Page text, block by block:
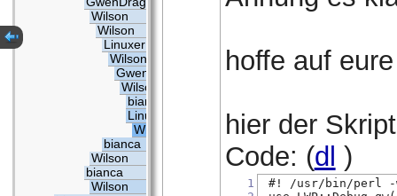
hoffe auf
hier der
Code: (dl )
1
#! /usr/bin/perl -
Wilson
Wilson
Linuxer
Wilson
GwenDragon
Wilson
bianca
Linuxer
Wilson
bianca
Wilson
bianca
Wilson